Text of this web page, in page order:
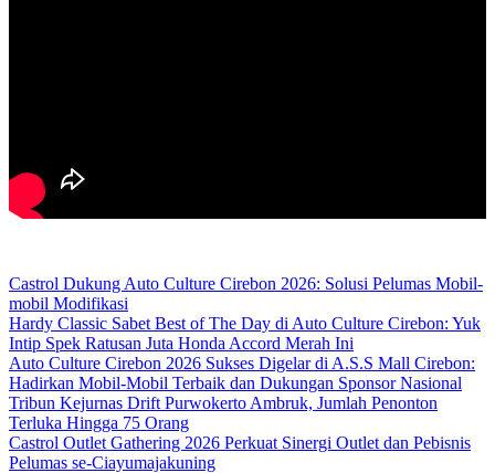
Castrol Dukung Auto Culture Cirebon 2026: Solusi Pelumas Mobil-
mobil Modifikasi
Hardy Classic Sabet Best of The Day di Auto Culture Cirebon: Yuk
Intip Spek Ratusan Juta Honda Accord Merah Ini
Auto Culture Cirebon 2026 Sukses Digelar di A.S.S Mall Cirebon:
Hadirkan Mobil-Mobil Terbaik dan Dukungan Sponsor Nasional
Tribun Kejurnas Drift Purwokerto Ambruk, Jumlah Penonton
Terluka Hingga 75 Orang
Castrol Outlet Gathering 2026 Perkuat Sinergi Outlet dan Pebisnis
Pelumas se-Ciayumajakuning